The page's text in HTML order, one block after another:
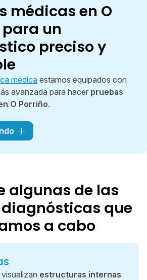
médicas en O
un
preciso y
médica estamos equipados con
avanzada para hacer pruebas
O Porriño.
maquinaria de última generación
médicas con precisión,
si es oportuno. En Clínica Condado
tecnología, infraestructura y un
comprometidos.
algunas de las
que
a cabo
estructuras internas